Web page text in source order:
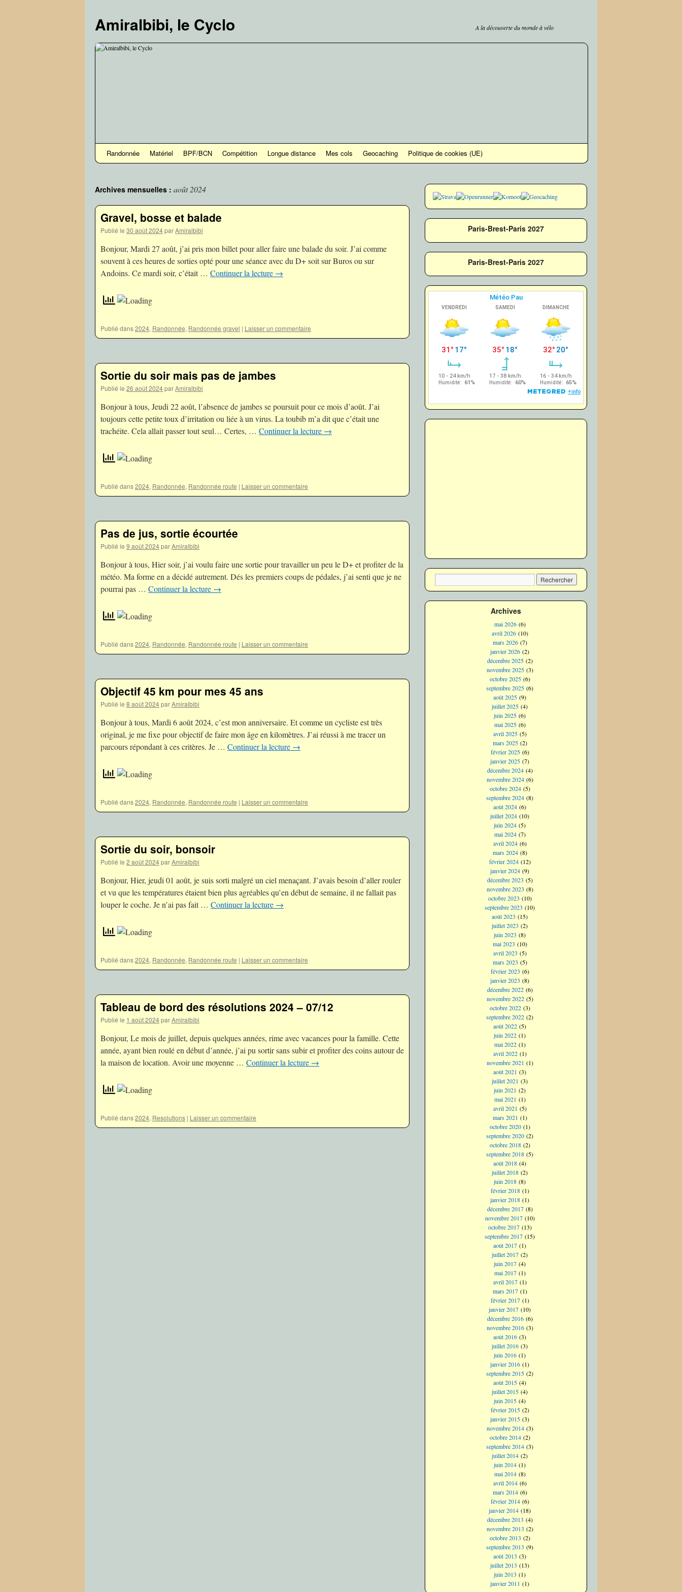
contenu
Amiralbibi, le Cyclo A la découverte du monde à vélo
Randonnée Matériel BPF/BCN Compétition Longue distance Mes cols Geocaching Politique de cookies (UE)
Archives mensuelles : août 2024
Gravel, bosse et balade
Publié le 30 août 2024parAmiralbibi
Bonjour, Mardi 27 août, j’ai pris mon billet pour aller faire une balade du soir. J’ai comme
souvent à ces heures de sorties opté pour une séance avec du D+ soit sur Buros ou sur
Andoins. Ce mardi soir, c’était … Continuer la lecture →
Publié dans2024, Randonnée, Randonnée gravel | Laisser un commentaire
Sortie du soir mais pas de jambes
Publié le 26 août 2024parAmiralbibi
Bonjour à tous, Jeudi 22 août, l’absence de jambes se poursuit pour ce mois d’août. J’ai
toujours cette petite toux d’irritation ou liée à un virus. La toubib m’a dit que c’était une
trachéite. Cela allait passer tout seul… Certes, … Continuer la lecture →
Publié dans2024, Randonnée, Randonnée route | Laisser un commentaire
Pas de jus, sortie écourtée
Publié le 9 août 2024parAmiralbibi
Bonjour à tous, Hier soir, j’ai voulu faire une sortie pour travailler un peu le D+ et profiter de la
météo. Ma forme en a décidé autrement. Dés les premiers coups de pédales, j’ai senti que je ne
pourrai pas … Continuer la lecture →
Publié dans2024, Randonnée, Randonnée route | Laisser un commentaire
Objectif 45 km pour mes 45 ans
Publié le 8 août 2024parAmiralbibi
Bonjour à tous, Mardi 6 août 2024, c’est mon anniversaire. Et comme un cycliste est très
original, je me fixe pour objectif de faire mon âge en kilomètres. J’ai réussi à me tracer un
parcours répondant à ces critères. Je … Continuer la lecture →
Publié dans2024, Randonnée, Randonnée route | Laisser un commentaire
Sortie du soir, bonsoir
Publié le 2 août 2024parAmiralbibi
Bonjour, Hier, jeudi 01 août, je suis sorti malgré un ciel menaçant. J’avais besoin d’aller rouler
et vu que les températures étaient bien plus agréables qu’en début de semaine, il ne fallait pas
louper le coche. Je n’ai pas fait … Continuer la lecture →
Publié dans2024, Randonnée, Randonnée route | Laisser un commentaire
Tableau de bord des résolutions 2024 – 07/12
Publié le 1 août 2024parAmiralbibi
Bonjour, Le mois de juillet, depuis quelques années, rime avec vacances pour la famille. Cette
année, ayant bien roulé en début d’année, j’ai pu sortir sans subir et profiter des coins autour de
la maison de location. Avoir une moyenne … Continuer la lecture →
Publié dans2024, Resolutions | Laisser un commentaire
Paris-Brest-Paris 2027
Paris-Brest-Paris 2027
Archives
mai 2026(6)
avril 2026(10)
mars 2026(7)
janvier 2026 (2)
décembre 2025(2)
novembre 2025(3)
octobre 2025(6)
septembre 2025 (6)
août 2025 (9)
juillet 2025 (4)
juin 2025 (6)
mai 2025(6)
avril 2025(5)
mars 2025(2)
février 2025(6)
janvier 2025 (7)
décembre 2024(4)
novembre 2024(6)
octobre 2024(5)
septembre 2024 (8)
août 2024 (6)
juillet 2024 (10)
juin 2024 (5)
mai 2024(7)
avril 2024(6)
mars 2024(8)
février 2024(12)
janvier 2024 (9)
décembre 2023 (5)
novembre 2023 (8)
octobre 2023 (10)
septembre 2023 (10)
août 2023 (15)
juillet 2023 (2)
juin 2023 (8)
mai 2023 (10)
avril 2023 (5)
mars 2023 (5)
février 2023 (6)
janvier 2023 (8)
décembre 2022(6)
novembre 2022(5)
octobre 2022(3)
septembre 2022 (2)
août 2022 (5)
juin 2022 (1)
mai 2022(1)
avril 2022(1)
novembre 2021 (1)
août 2021 (3)
juillet 2021 (3)
juin 2021 (2)
mai 2021 (1)
avril 2021 (5)
mars 2021 (1)
octobre 2020(1)
septembre 2020 (2)
octobre 2018(2)
septembre 2018 (5)
août 2018 (4)
juillet 2018 (2)
juin 2018 (8)
février 2018(1)
janvier 2018 (1)
décembre 2017(8)
novembre 2017(10)
octobre 2017(13)
septembre 2017 (15)
août 2017 (1)
juillet 2017 (2)
juin 2017 (4)
mai 2017(1)
avril 2017(1)
mars 2017(1)
février 2017(1)
janvier 2017 (10)
décembre 2016(6)
novembre 2016(3)
août 2016 (3)
juillet 2016 (3)
juin 2016 (1)
janvier 2016 (1)
septembre 2015 (2)
août 2015 (4)
juillet 2015 (4)
juin 2015 (4)
février 2015(2)
janvier 2015 (3)
novembre 2014(3)
octobre 2014(2)
septembre 2014 (3)
juillet 2014 (2)
juin 2014 (1)
mai 2014(8)
avril 2014(6)
mars 2014(6)
février 2014(6)
janvier 2014 (18)
décembre 2013 (4)
novembre 2013 (2)
octobre 2013 (2)
septembre 2013 (9)
août 2013 (3)
juillet 2013 (13)
juin 2013 (1)
janvier 2011 (1)